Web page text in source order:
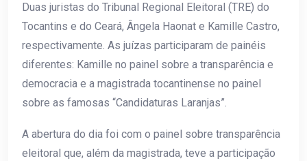
Duas juristas do Tribunal Regional Eleitoral (TRE) do
Tocantins e do Ceará, Ângela Haonat e Kamille Castro,
respectivamente. As juízas participaram de painéis
diferentes: Kamille no painel sobre a transparência e
democracia e a magistrada tocantinense no painel
sobre as famosas “Candidaturas Laranjas”.
A abertura do dia foi com o painel sobre transparência
eleitoral que, além da magistrada, teve a participação